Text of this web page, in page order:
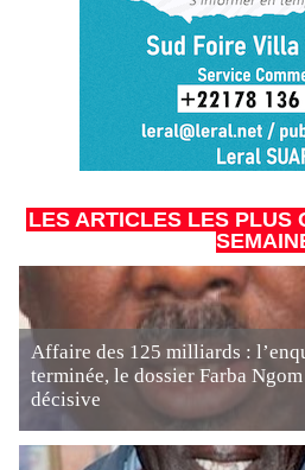
LES ARTICLES LES PLUS
Affaire des 125 milliards :
terminée, le dossier Farba
décisive